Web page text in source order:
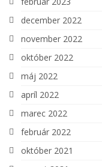
december 2022
november 2022
október 2022
máj 2022
apríl 2022
marec 2022
február 2022
október 2021